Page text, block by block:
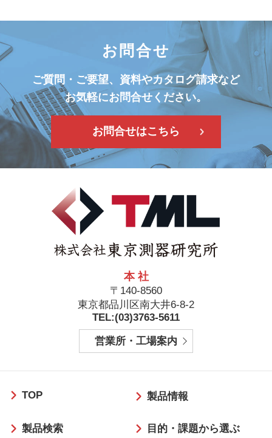
お問合せ
ご質問・ご要望、資料やカタログ請求など
お気軽にお問合せください。
お問合せはこちら
本 社
〒140-8560
東京都品川区南大井6-8-2
TEL:(03)3763-5611
営業所・工場案内
ッ
ー
TOP 製品情報
製品検索 目的・課題から選ぶ